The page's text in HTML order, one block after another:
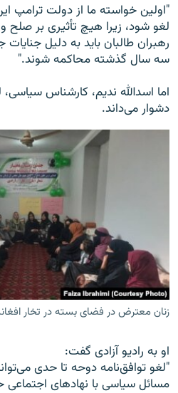
"اولین خواسته ما از دولت ترامپ
لغو شود، زیرا هیچ تأثیری بر صلح
رهبران طالبان باید به دلیل
سه سال گذشته محاکمه شوند."
اما اسدالله ندیم، کارشناس سیاسی،
دشوار می‌داند.
زنان معترض در فضای بسته در تخار
او به رادیو آزادی گفت:
"لغو توافق‌نامه دوحه تا حدی
مسائل سیاسی با نهادهای